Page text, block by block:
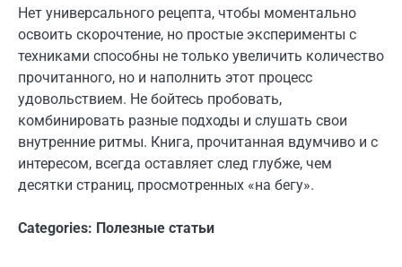
Нет универсального рецепта, чтобы моментально
освоить скорочтение, но простые эксперименты с
техниками способны не только увеличить количество
прочитанного, но и наполнить этот процесс
удовольствием. Не бойтесь пробовать,
комбинировать разные подходы и слушать свои
внутренние ритмы. Книга, прочитанная вдумчиво и с
интересом, всегда оставляет след глубже, чем
десятки страниц, просмотренных «на бегу».
Categories: Полезные статьи